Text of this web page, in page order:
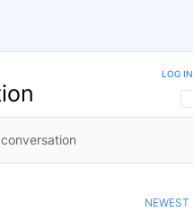
LOG IN
NEWEST